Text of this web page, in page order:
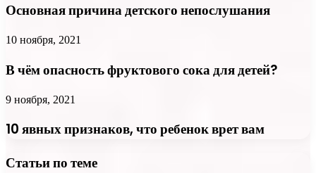
Основная причина детского непослушания
10 ноября, 2021
В чём опасность фруктового сока для детей?
9 ноября, 2021
10 явных признаков, что ребенок врет вам
Статьи по теме